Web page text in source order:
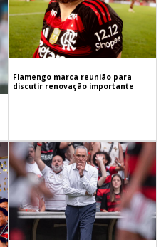
Flamengo marca reunião para
discutir renovação importante